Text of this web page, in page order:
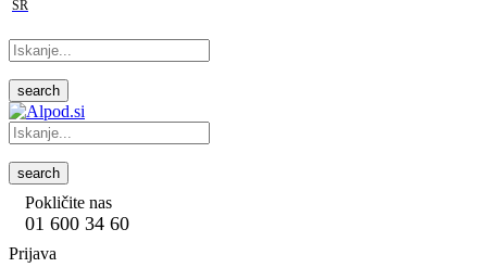
SR
search
search
Pokličite nas
01 600 34 60
Prijava